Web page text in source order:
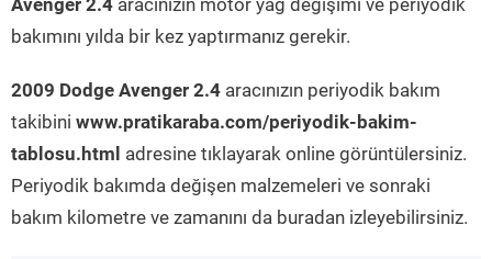
Avenger 2.4 aracınızın motor yağ değişimi ve periyodik
bakımını yılda bir kez yaptırmanız gerekir.
2009 Dodge Avenger 2.4 aracınızın periyodik bakım
takibini www.pratikaraba.com/periyodik-bakim-
tablosu.html adresine tıklayarak online görüntülersiniz.
Periyodik bakımda değişen malzemeleri ve sonraki
bakım kilometre ve zamanını da buradan izleyebilirsiniz.